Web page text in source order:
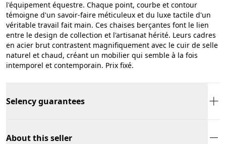
l'équipement équestre. Chaque point, courbe et contour
témoigne d'un savoir-faire méticuleux et du luxe tactile d'un
véritable travail fait main. Ces chaises berçantes font le lien
entre le design de collection et l'artisanat hérité. Leurs cadres
en acier brut contrastent magnifiquement avec le cuir de selle
naturel et chaud, créant un mobilier qui semble à la fois
intemporel et contemporain. Prix fixé.
Selency guarantees
About this seller